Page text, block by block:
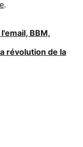
.
BBM,
révolution de la